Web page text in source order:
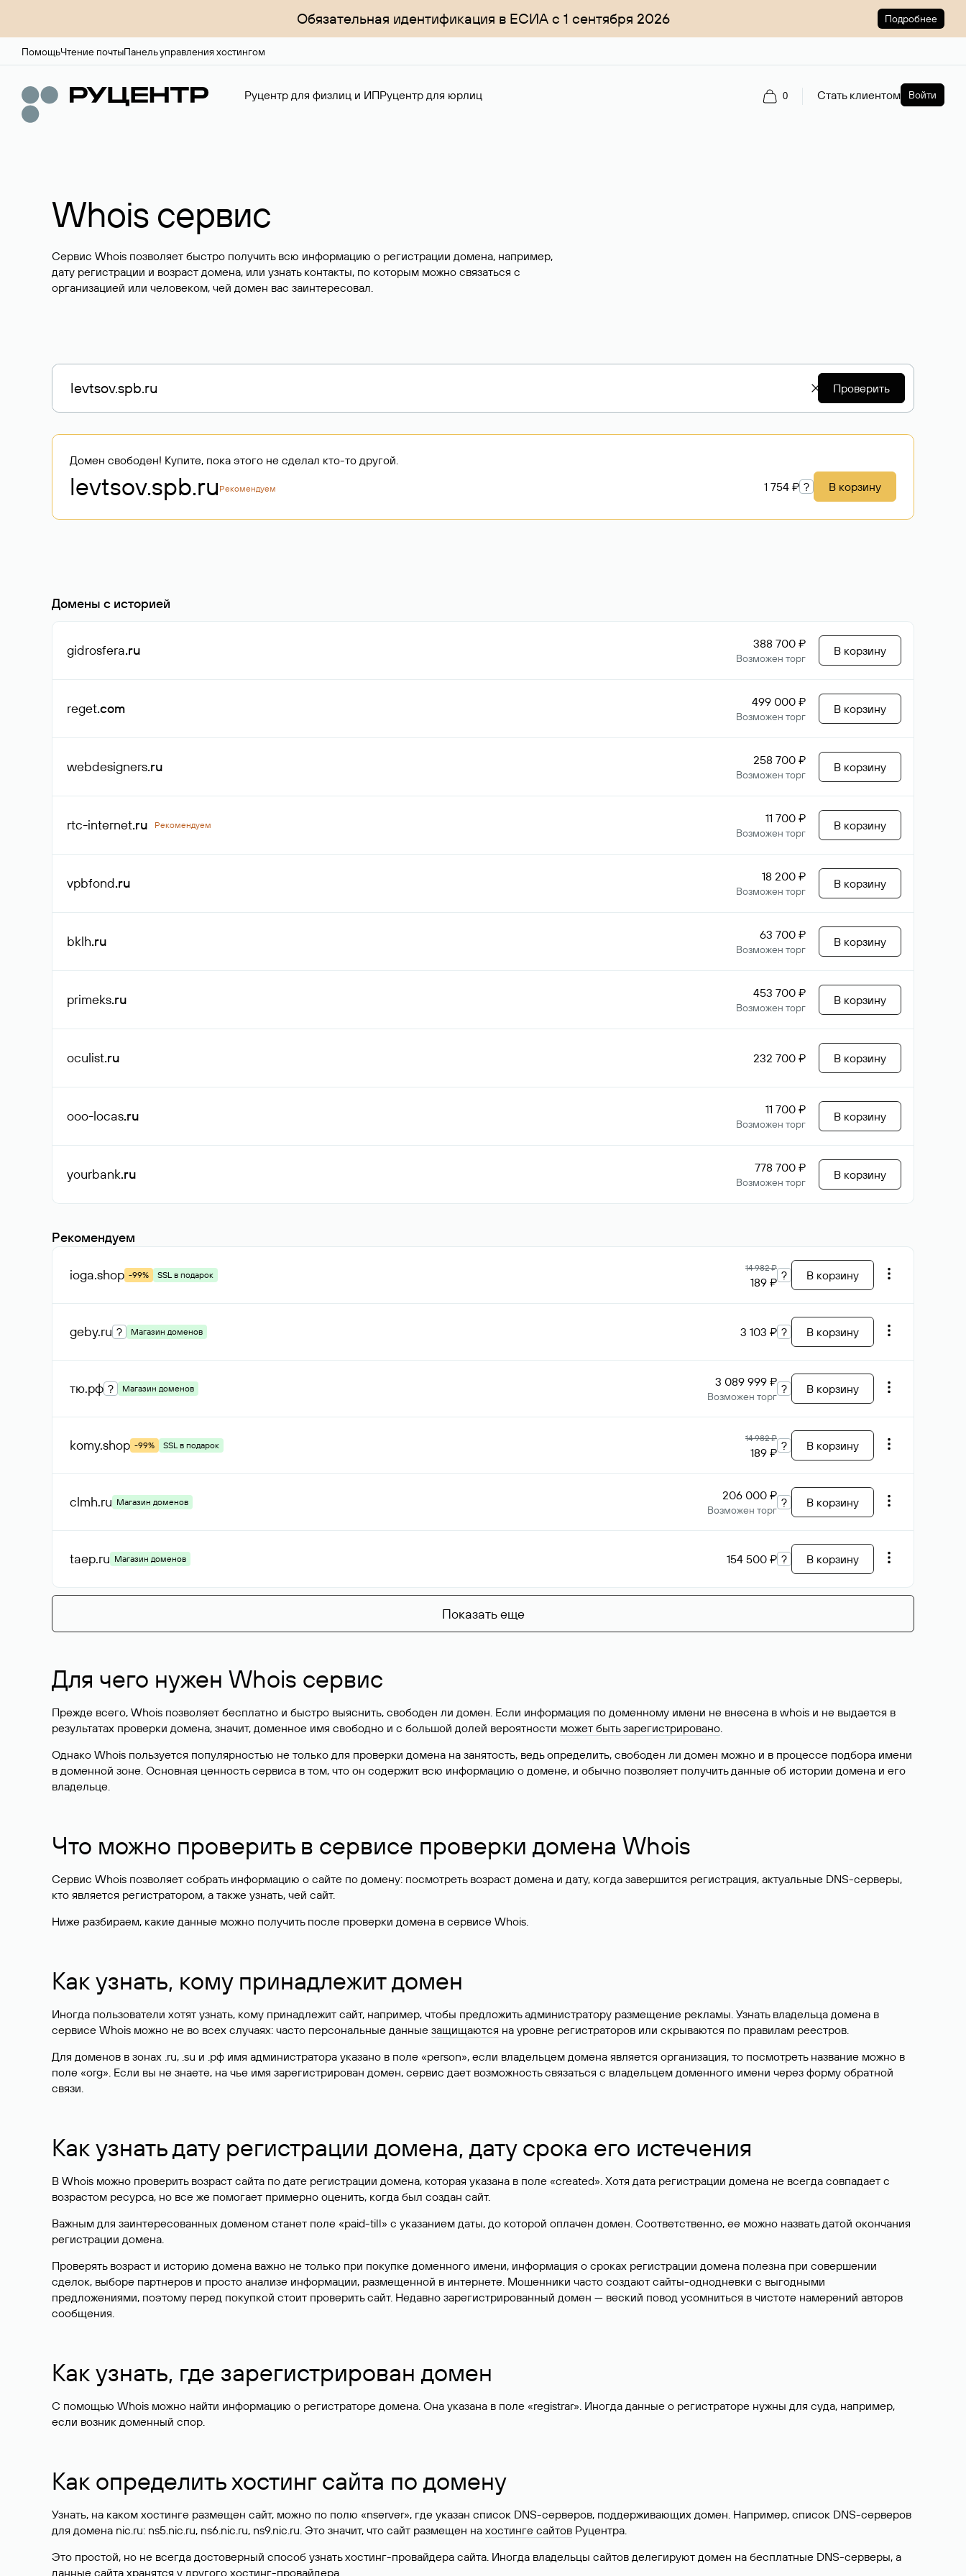
Обязательная идентификация в ЕСИА с 1 сентября 2026 Подробнее
ПомощьЧтение почтыПанель управления хостингом
Руцентр для физлиц и ИПРуцентр для юрлиц 0 Стать клиентом Войти
Whois сервис
Сервис Whois позволяет быстро получить всю информацию о регистрации домена, например,
дату регистрации и возраст домена, или узнать контакты, по которым можно связаться с
организацией или человеком, чей домен вас заинтересовал.
Проверить
Домен свободен! Купите, пока этого не сделал кто-то другой.
levtsov.spb.ru Рекомендуем 1 754 ₽ ? В корзину
Домены с историей
gidrosfera.ru 388 700 ₽
Возможен торг
В корзину
reget.com 499 000 ₽
Возможен торг
В корзину
webdesigners.ru 258 700 ₽
Возможен торг
В корзину
rtc-internet.ru Рекомендуем 11 700 ₽
Возможен торг
В корзину
vpbfond.ru 18 200 ₽
Возможен торг
В корзину
bklh.ru 63 700 ₽
Возможен торг
В корзину
primeks.ru 453 700 ₽
Возможен торг
В корзину
oculist.ru 232 700 ₽ В корзину
ooo-locas.ru 11 700 ₽
Возможен торг
В корзину
yourbank.ru 778 700 ₽
Возможен торг
В корзину
Рекомендуем
ioga.shop -99% SSL в подарок
14 982 ₽
189 ₽ ? В корзину
geby.ru ? Магазин доменов 3 103 ₽ ? В корзину
тю.рф ? Магазин доменов 3 089 999 ₽
Возможен торг
? В корзину
komy.shop -99% SSL в подарок
14 982 ₽
189 ₽ ? В корзину
clmh.ru Магазин доменов 206 000 ₽
Возможен торг
? В корзину
taep.ru Магазин доменов 154 500 ₽ ? В корзину
Показать еще
Для чего нужен Whois сервис
Прежде всего, Whois позволяет бесплатно и быстро выяснить, свободен ли домен. Если информация по доменному имени не внесена в whois и не выдается в
результатах проверки домена, значит, доменное имя свободно и с большой долей вероятности может быть зарегистрировано.
Однако Whois пользуется популярностью не только для проверки домена на занятость, ведь определить, свободен ли домен можно и в процессе подбора имени
в доменной зоне. Основная ценность сервиса в том, что он содержит всю информацию о домене, и обычно позволяет получить данные об истории домена и его
владельце.
Что можно проверить в сервисе проверки домена Whois
Сервис Whois позволяет собрать информацию о сайте по домену: посмотреть возраст домена и дату, когда завершится регистрация, актуальные DNS-серверы,
кто является регистратором, а также узнать, чей сайт.
Ниже разбираем, какие данные можно получить после проверки домена в сервисе Whois.
Как узнать, кому принадлежит домен
Иногда пользователи хотят узнать, кому принадлежит сайт, например, чтобы предложить администратору размещение рекламы. Узнать владельца домена в
сервисе Whois можно не во всех случаях: часто персональные данные защищаются на уровне регистраторов или скрываются по правилам реестров.
Для доменов в зонах .ru, .su и .рф имя администратора указано в поле «person», если владельцем домена является организация, то посмотреть название можно в
поле «org». Если вы не знаете, на чье имя зарегистрирован домен, сервис дает возможность связаться с владельцем доменного имени через форму обратной
связи.
Как узнать дату регистрации домена, дату срока его истечения
В Whois можно проверить возраст сайта по дате регистрации домена, которая указана в поле «created». Хотя дата регистрации домена не всегда совпадает с
возрастом ресурса, но все же помогает примерно оценить, когда был создан сайт.
Важным для заинтересованных доменом станет поле «paid-till» с указанием даты, до которой оплачен домен. Соответственно, ее можно назвать датой окончания
регистрации домена.
Проверять возраст и историю домена важно не только при покупке доменного имени, информация о сроках регистрации домена полезна при совершении
сделок, выборе партнеров и просто анализе информации, размещенной в интернете. Мошенники часто создают сайты-однодневки с выгодными
предложениями, поэтому перед покупкой стоит проверить сайт. Недавно зарегистрированный домен — веский повод усомниться в чистоте намерений авторов
сообщения.
Как узнать, где зарегистрирован домен
С помощью Whois можно найти информацию о регистраторе домена. Она указана в поле «registrar». Иногда данные о регистраторе нужны для суда, например,
если возник доменный спор.
Как определить хостинг сайта по домену
Узнать, на каком хостинге размещен сайт, можно по полю «nserver», где указан список DNS-серверов, поддерживающих домен. Например, список DNS-серверов
для домена nic.ru: ns5.nic.ru, ns6.nic.ru, ns9.nic.ru. Это значит, что сайт размещен на хостинге сайтов Руцентра.
Это простой, но не всегда достоверный способ узнать хостинг-провайдера сайта. Иногда владельцы сайтов делегируют домен на бесплатные DNS-серверы, а
данные сайта хранятся у другого хостинг-провайдера.